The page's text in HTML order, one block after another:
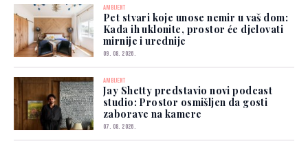
AMBIJENT
Pet stvari koje unose nemir u vaš dom:
Kada ih uklonite, prostor će djelovati
mirnije i urednije
09. 08. 2026.
AMBIJENT
Jay Shetty predstavio novi podcast
studio: Prostor osmišljen da gosti
zaborave na kamere
07. 08. 2026.